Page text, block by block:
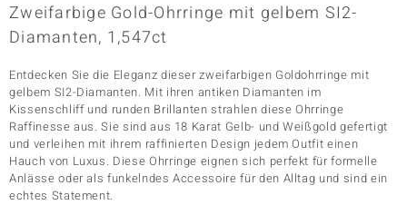
Classics
Zweifarbige Gold-Ohrringe mit gelbem SI2-
Diamanten, 1,547ct
Entdecken Sie die Eleganz dieser zweifarbigen Goldohrringe mit
gelbem SI2-Diamanten. Mit ihren antiken Diamanten im
Kissenschliff und runden Brillanten strahlen diese Ohrringe
Raffinesse aus. Sie sind aus 18 Karat Gelb- und Weißgold gefertigt
und verleihen mit ihrem raffinierten Design jedem Outfit einen
Hauch von Luxus. Diese Ohrringe eignen sich perfekt für formelle
Anlässe oder als funkelndes Accessoire für den Alltag und sind ein
echtes Statement.